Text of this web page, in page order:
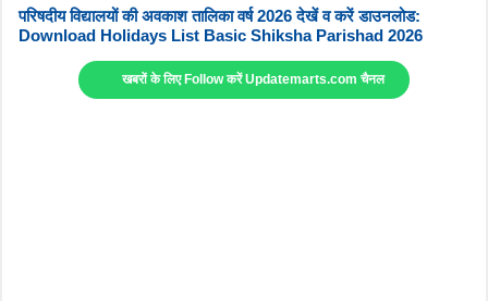
परिषदीय विद्यालयों की अवकाश तालिका वर्ष 2026 देखें व करें डाउनलोड:
Download Holidays List Basic Shiksha Parishad 2026
खबरों के लिए Follow करें Updatemarts.com चैनल